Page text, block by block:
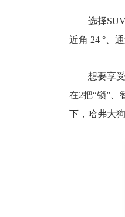
选择
近角 24 °、
想要享
在2把“锁”
下，哈弗大